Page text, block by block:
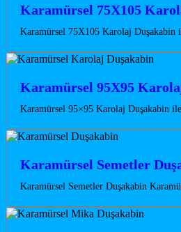
Karamürsel 75X105
Karamürsel 75X105 Karolaj Duşakabin
Karamürsel 95X95
Karamürsel 95×95 Karolaj Duşakabin
Karamürsel Semetler
Karamürsel Semetler Duşakabin